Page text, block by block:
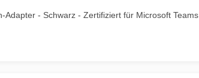
- Schwarz - Zertifiziert für Microsoft Teams